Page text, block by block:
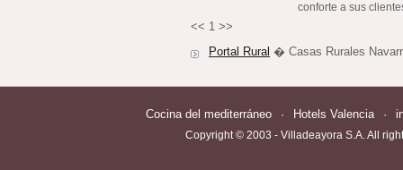
conforte a sus
<< 1 >>
Portal Rural � Casas Rurales
Cocina del mediterráneo · Hotels Valencia ·
Copyright © 2003 - Villadeayora S.A. All